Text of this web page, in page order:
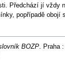
Předchází jí vždy
popřípadě obojí
BOZP. Praha